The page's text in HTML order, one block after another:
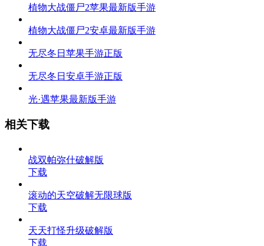
植物大战僵尸2苹果最新版手游
植物大战僵尸2安卓最新版手游
无尽冬日苹果手游正版
无尽冬日安卓手游正版
光·遇苹果最新版手游
相关下载
战双帕弥什破解版
下载
滚动的天空破解无限球版
下载
天天打怪升级破解版
下载